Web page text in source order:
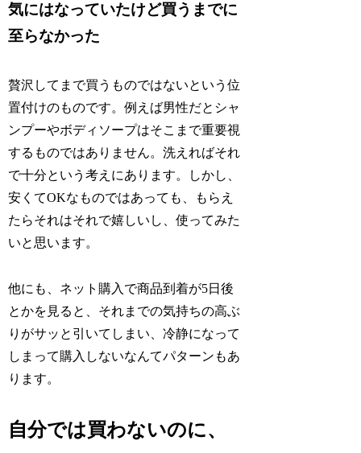
気にはなっていたけど買うまでに
至らなかった
贅沢してまで買うものではないという位
置付けのものです。例えば男性だとシャ
ンプーやボディソープはそこまで重要視
するものではありません。洗えればそれ
で十分という考えにあります。しかし、
安くてOKなものではあっても、もらえ
たらそれはそれで嬉しいし、使ってみた
いと思います。
他にも、ネット購入で商品到着が5日後
とかを見ると、それまでの気持ちの高ぶ
りがサッと引いてしまい、冷静になって
しまって購入しないなんてパターンもあ
ります。
自分では買わないのに、